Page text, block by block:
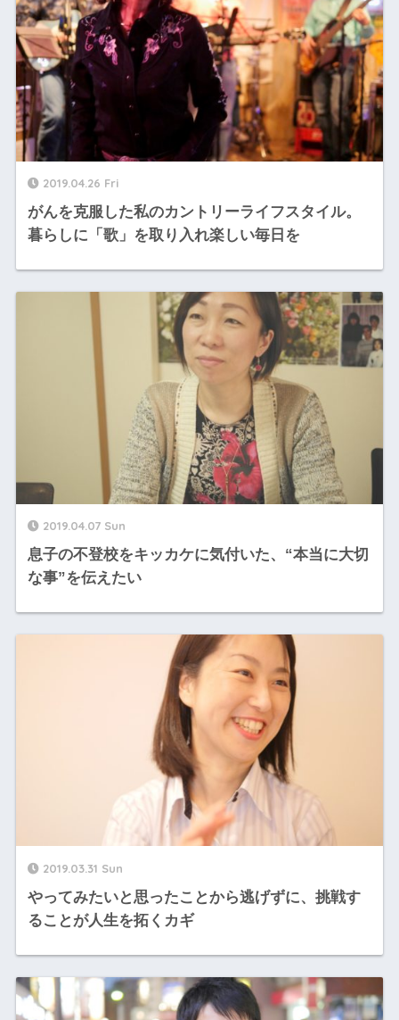
2019.04.26 Fri
がんを克服した私のカントリーライフスタイル。
暮らしに「歌」を取り入れ楽しい毎日を
2019.04.07 Sun
息子の不登校をキッカケに気付いた、“本当に大切
な事”を伝えたい
2019.03.31 Sun
やってみたいと思ったことから逃げずに、挑戦す
ることが人生を拓くカギ